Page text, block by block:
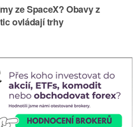
ze SpaceX? Obavy z
ovládají trhy